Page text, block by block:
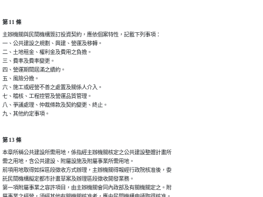
第 11 條
主辦機關與民間機構簽訂投資契約，應依個案特性，記載下列事項：
一、公共建設之規劃、興建、營運及移轉。
二、土地租金、權利金及費用之負擔。
三、費率及費率變更。
四、營運期間屆滿之續約。
五、風險分擔。
六、施工或經營不善之處置及關係人介入。
七、稽核、工程控管及營運品質管理。
八、爭議處理、仲裁條款及契約變更、終止。
九、其他約定事項。
第 13 條
本章所稱公共建設所需用地，係指經主辦機關核定之公共建設整體計畫所
需之用地，含公共建設、附屬設施及附屬事業所需用地。
前項用地取得如採區段徵收方式辦理，主辦機關得報經行政院核准後，委
託民間機構擬定都市計畫草案及辦理區段徵收開發業務。
第一項附屬事業之容許項目，由主辦機關會同內政部及有關機關定之。附